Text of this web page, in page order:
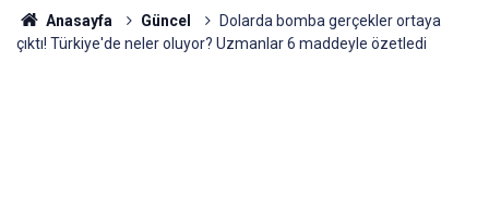
Anasayfa Güncel
Dolarda bomba gerçekler ortaya
çıktı! Türkiye'de neler oluyor? Uzmanlar 6 maddeyle özetledi